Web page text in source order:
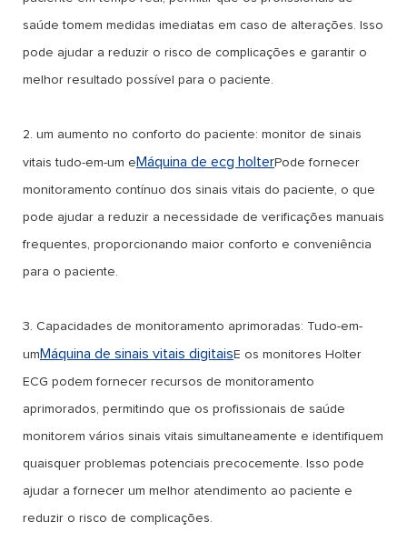
saúde tomem medidas imediatas em caso de alterações. Isso
pode ajudar a reduzir o risco de complicações e garantir o
melhor resultado possível para o paciente.
2. um aumento no conforto do paciente: monitor de sinais
vitais tudo-em-um e Máquina de ecg holterPode fornecer
monitoramento contínuo dos sinais vitais do paciente, o que
pode ajudar a reduzir a necessidade de verificações manuais
frequentes, proporcionando maior conforto e conveniência
para o paciente.
3. Capacidades de monitoramento aprimoradas: Tudo-em-
um Máquina de sinais vitais digitais E os monitores Holter
ECG podem fornecer recursos de monitoramento
aprimorados, permitindo que os profissionais de saúde
monitorem vários sinais vitais simultaneamente e identifiquem
quaisquer problemas potenciais precocemente. Isso pode
ajudar a fornecer um melhor atendimento ao paciente e
reduzir o risco de complicações.